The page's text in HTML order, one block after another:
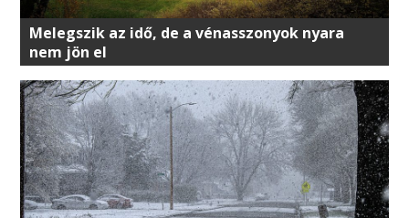
Melegszik az idő, de a vénasszonyok nyara
nem jön el